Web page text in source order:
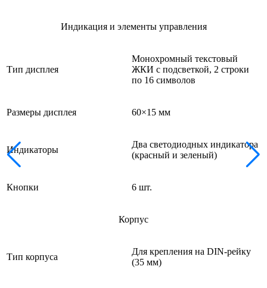
Индикация и элементы управления
Тип дисплея
Монохромный текстовый
ЖКИ с подсветкой, 2 строки
по 16 символов
Размеры дисплея 60×15 мм
Индикаторы
Два светодиодных индикатора
(красный и зеленый)
Кнопки 6 шт.
Корпус
Тип корпуса
Для крепления на DIN-рейку
(35 мм)